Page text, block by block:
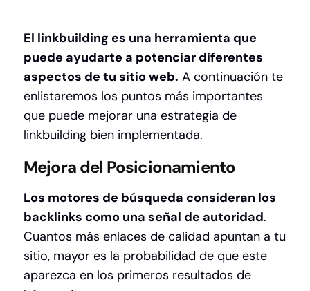
El linkbuilding es una herramienta que
puede ayudarte a potenciar diferentes
aspectos de tu sitio web. A continuación te
enlistaremos los puntos más importantes
que puede mejorar una estrategia de
linkbuilding bien implementada.
Mejora del Posicionamiento
Los motores de búsqueda consideran los
backlinks como una señal de autoridad.
Cuantos más enlaces de calidad apuntan a tu
sitio, mayor es la probabilidad de que este
aparezca en los primeros resultados de